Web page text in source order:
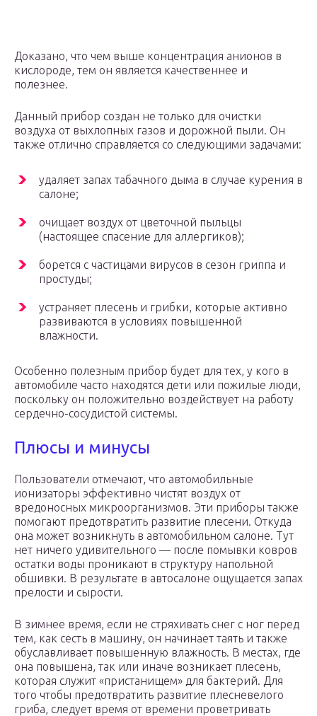
Доказано, что чем выше концентрация анионов в
кислороде, тем он является качественнее и
полезнее.
Данный прибор создан не только для очистки
воздуха от выхлопных газов и дорожной пыли. Он
также отлично справляется со следующими задачами:
удаляет запах табачного дыма в случае курения в
салоне;
очищает воздух от цветочной пыльцы
(настоящее спасение для аллергиков);
борется с частицами вирусов в сезон гриппа и
простуды;
устраняет плесень и грибки, которые активно
развиваются в условиях повышенной
влажности.
Особенно полезным прибор будет для тех, у кого в
автомобиле часто находятся дети или пожилые люди,
поскольку он положительно воздействует на работу
сердечно-сосудистой системы.
Плюсы и минусы
Пользователи отмечают, что автомобильные
ионизаторы эффективно чистят воздух от
вредоносных микроорганизмов. Эти приборы также
помогают предотвратить развитие плесени. Откуда
она может возникнуть в автомобильном салоне. Тут
нет ничего удивительного — после помывки ковров
остатки воды проникают в структуру напольной
обшивки. В результате в автосалоне ощущается запах
прелости и сырости.
В зимнее время, если не стряхивать снег с ног перед
тем, как сесть в машину, он начинает таять и также
обуславливает повышенную влажность. В местах, где
она повышена, так или иначе возникает плесень,
которая служит «пристанищем» для бактерий. Для
того чтобы предотвратить развитие плесневелого
гриба, следует время от времени проветривать